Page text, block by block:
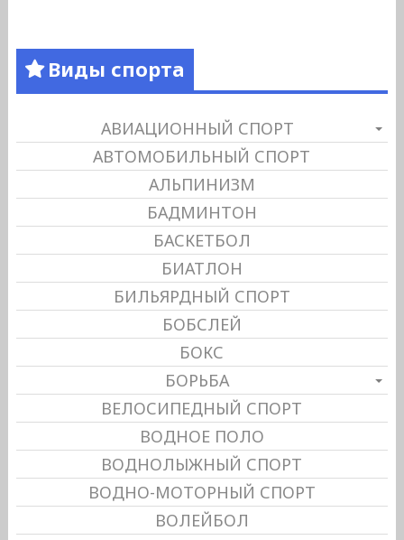
Виды спорта
АВИАЦИОННЫЙ СПОРТ
АВТОМОБИЛЬНЫЙ СПОРТ
АЛЬПИНИЗМ
БАДМИНТОН
БАСКЕТБОЛ
БИАТЛОН
БИЛЬЯРДНЫЙ СПОРТ
БОБСЛЕЙ
БОКС
БОРЬБА
ВЕЛОСИПЕДНЫЙ СПОРТ
ВОДНОЕ ПОЛО
ВОДНОЛЫЖНЫЙ СПОРТ
ВОДНО-МОТОРНЫЙ СПОРТ
ВОЛЕЙБОЛ